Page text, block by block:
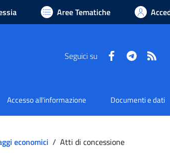
Aree Tematiche
Seguici su FacebookTelegram
Accesso all'informazione Documenti e dati
economici / Atti di concessione